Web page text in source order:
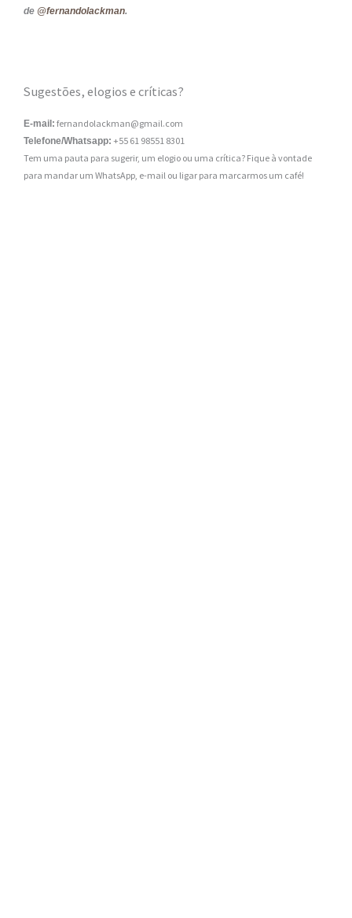
de @fernandolackman.
Sugestões, elogios e críticas?
E-mail: fernandolackman@gmail.com
Telefone/Whatsapp: +55 61 98551 8301
Tem uma pauta para sugerir, um elogio ou uma crítica? Fique à vontade
para mandar um WhatsApp, e-mail ou ligar para marcarmos um café!